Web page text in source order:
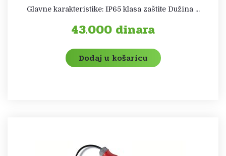
Glavne karakteristike: IP65 klasa zaštite Dužina ...
43.000 dinara
Dodaj u košaricu